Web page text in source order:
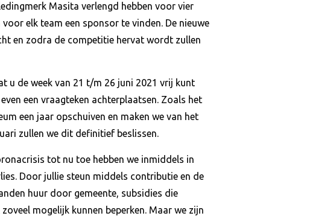
Masita verlengd hebben voor vier
elk team een sponsor te vinden. De nieuwe
en zodra de competitie hervat wordt zullen
u de week van 21 t/m 26 juni 2021 vrij kunt
een vraagteken achterplaatsen. Zoals het
een jaar opschuiven en maken we van het
zullen we dit definitief beslissen.
tot nu toe hebben we inmiddels in
Door jullie steun middels contributie en de
huur door gemeente, subsidies die
mogelijk kunnen beperken. Maar we zijn